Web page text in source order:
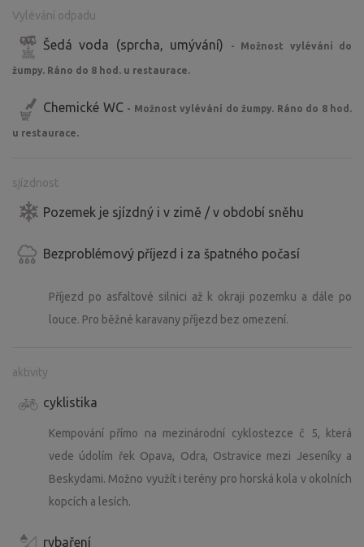
Vylévání odpadu
Šedá voda (sprcha, umývání) - Možnost vylévání do
žumpy. Ráno do 8 hod. u restaurace.
Chemické WC - Možnost vylévání do žumpy. Ráno do 8 hod.
u restaurace.
sjízdnost
Pozemek je sjízdný i v zimě / v období sněhu
Bezproblémový příjezd i za špatného počasí
Příjezd po asfaltové silnici až k okraji pozemku a dále po
louce. Pro běžné karavany příjezd bez omezení.
aktivity
cyklistika
Kempování přímo na mezinárodní cyklostezce č 5, která
vede údolím řek Opava, Odra, Ostravice mezi Jeseníky a
Beskydami. Možno využít i terény pro horská kola v okolních
kopcích a lesích.
rybaření